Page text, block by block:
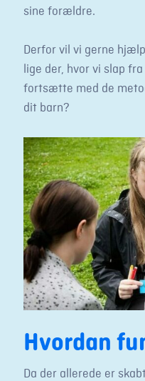
sine forældre.
Derfor vil vi gerne
lige der, hvor vi slap
fortsætte med de
dit barn?
Hvordan
Da der allerede er